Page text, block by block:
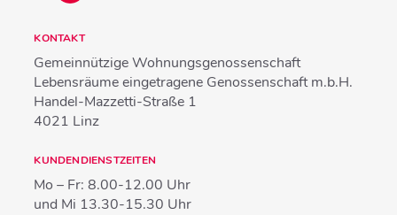
KONTAKT
Gemeinnützige Wohnungsgenossenschaft
Lebensräume eingetragene Genossenschaft m.b.H.
Handel-Mazzetti-Straße 1
4021 Linz
KUNDENDIENSTZEITEN
Mo – Fr: 8.00-12.00 Uhr
und Mi 13.30-15.30 Uhr